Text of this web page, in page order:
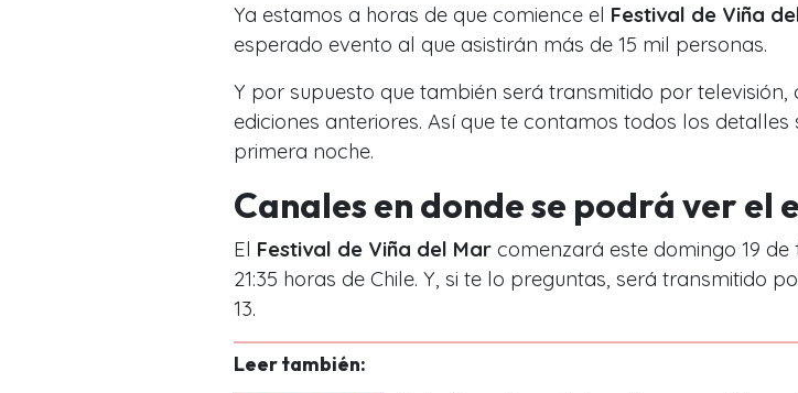
Ya estamos a horas de que comience el Festival de Viña
esperado evento al que asistirán más de 15 mil personas.
Y por supuesto que también será transmitido por televisión,
ediciones anteriores. Así que te contamos todos los detalles
primera noche.
Canales en donde se podrá ver el
El Festival de Viña del Mar comenzará este domingo 19
21:35 horas de Chile. Y, si te lo preguntas, será transmitido
13.
Leer también: